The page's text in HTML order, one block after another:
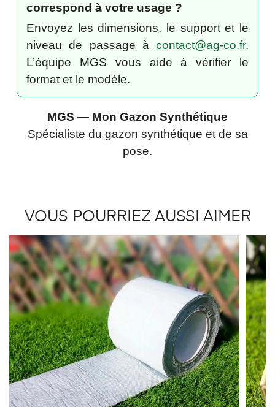
correspond à votre usage ?
Envoyez les dimensions, le support et le
niveau de passage à contact@ag-co.fr.
L’équipe MGS vous aide à vérifier le
format et le modèle.
MGS — Mon Gazon Synthétique
Spécialiste du gazon synthétique et de sa
pose.
VOUS POURRIEZ AUSSI AIMER